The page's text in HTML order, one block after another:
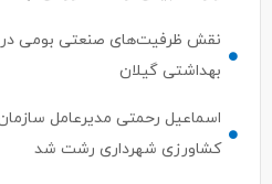
نقش ظرفیت‌های صنعتی بومی در
بهداشتی گیلان
اسماعیل رحمتی مدیرعامل
کشاورزی شهرداری رشت شد